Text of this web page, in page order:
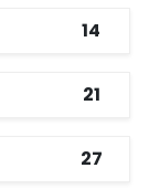
14
21
27